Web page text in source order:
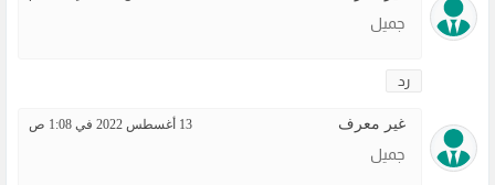
جميل
رد
غير معرف 13 أغسطس 2022 في 1:08 ص
جميل